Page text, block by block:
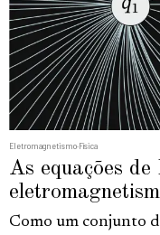
Eletromagnetismo·Física
As equações
Como um conjunto